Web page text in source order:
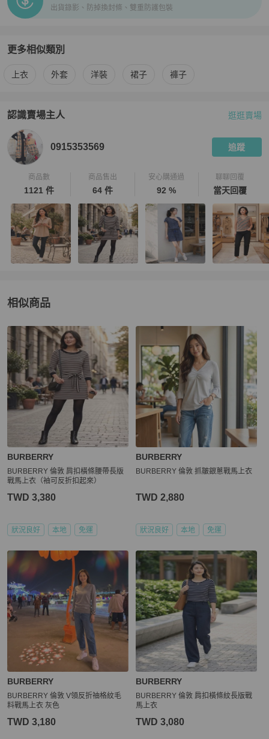
出貨錄影、防掉換封條、雙重防護包裝
更多相似類別
更多 BURBERRY 女裝相似商品推薦
上衣 外套 洋裝 裙子 褲子
認識賣場主人
PopChill 拍拍圈嚴選賣家
逛逛賣場
0915353569 追蹤
商品數
1121 件
商品售出
64 件
安心購通過
92 %
聊聊回覆
當天回覆
相似商品
更多相似BURBERRY 女裝 推薦精品
BURBERRY
BURBERRY 倫敦 肩扣橫條腰帶長版
戰馬上衣（袖可反折扣起來）
TWD 3,380
狀況良好 本地 免運
BURBERRY
BURBERRY 倫敦 抓皺銀蔥戰馬上衣
TWD 2,880
狀況良好 本地 免運
BURBERRY
BURBERRY 倫敦 V領反折䄂格紋毛
料戰馬上衣 灰色
TWD 3,180
BURBERRY
BURBERRY 倫敦 肩扣橫條紋長版戰
馬上衣
TWD 3,080